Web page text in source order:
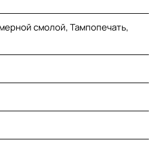
смолой, Тампопечать,